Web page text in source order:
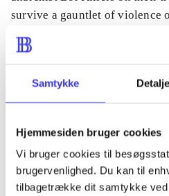
Samtykke
Hjemmesiden bruger cookies
Vi bruger cookies til
brugervenlighed. Du kan til
tilbagetrække dit samtykke ved
survive a gauntlet of violence
Damascus to the heart of
determined to stay true to
Tidsskrift
Artiklen er en del af